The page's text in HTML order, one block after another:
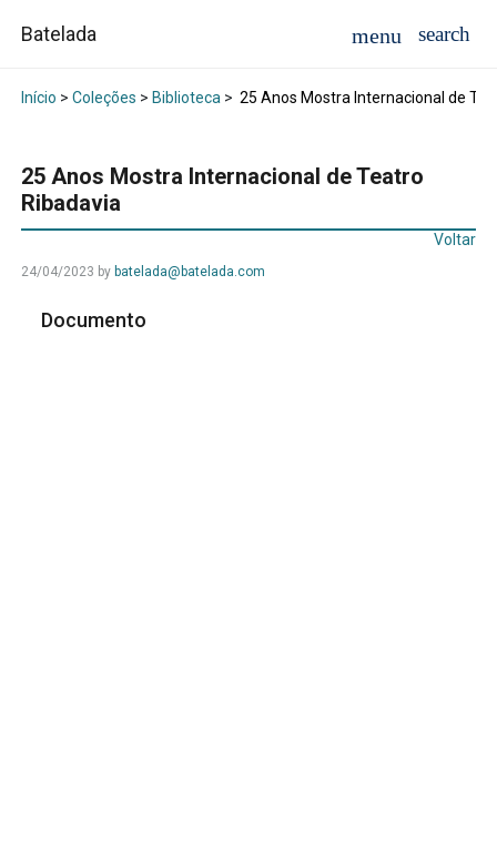
Batelada
Início > Coleções > Biblioteca> 25 Anos Mostra Internacional de
25 Anos Mostra Internacional de Teatro
Ribadavia
Voltar
24/04/2023 by batelada@batelada.com
Documento